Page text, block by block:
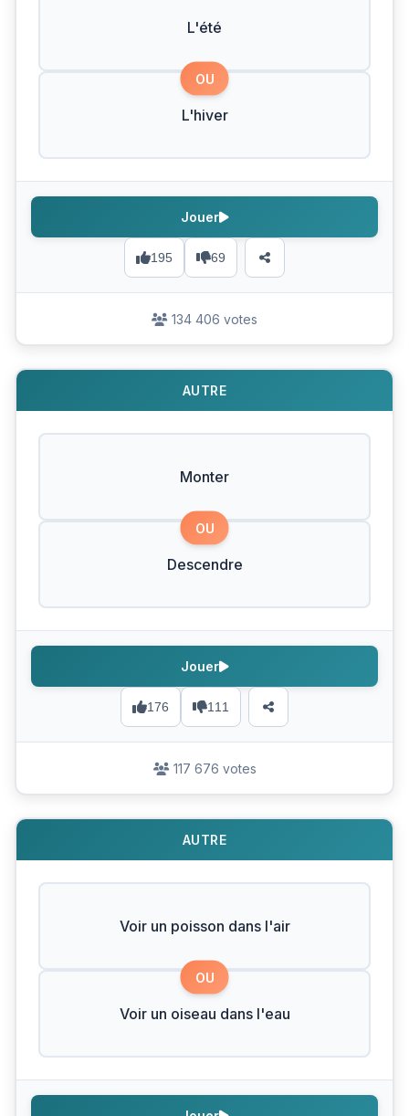
L'été
OU
L'hiver
195 69
Jouer
134 406 votes
AUTRE
Monter
OU
Descendre
176 111
Jouer
117 676 votes
AUTRE
Voir un poisson dans l'air
OU
Voir un oiseau dans l'eau